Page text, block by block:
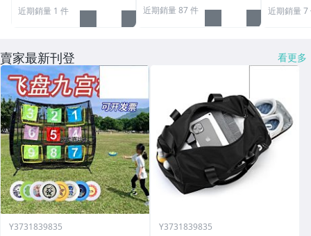
近期銷量 1 件 近期銷量 87 件 近期銷量 7
賣家最新刊登 看更多
Y3731839835 Y3731839835